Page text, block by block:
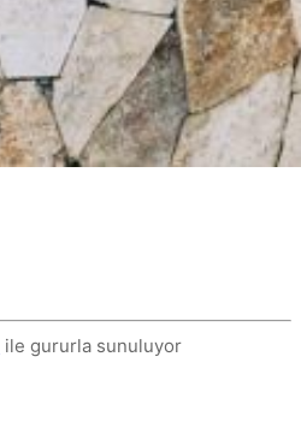
ile gururla sunuluyor